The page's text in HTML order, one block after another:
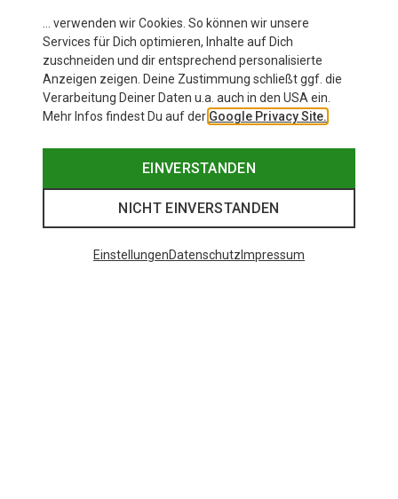
Montura
Damen Loom Shorts
54,80 €
… verwenden wir Cookies. So können wir unsere
Services für Dich optimieren, Inhalte auf Dich
zuschneiden und dir entsprechend personalisierte
Anzeigen zeigen. Deine Zustimmung schließt ggf. die
Verarbeitung Deiner Daten u.a. auch in den USA ein.
Mehr Infos findest Du auf der Google Privacy Site.
EINVERSTANDEN
NICHT EINVERSTANDEN
EinstellungenDatenschutz Impressum